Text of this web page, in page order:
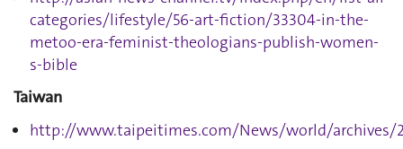
categories/lifestyle/56-art-fiction/33304-in-the-
metoo-era-feminist-theologians-publish-women-
s-bible
Taiwan
http://www.taipeitimes.com/News/world/archives/